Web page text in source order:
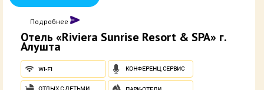
Отель «Riviera Sunrise Resort & SPA» г.
Алушта
Подробнее